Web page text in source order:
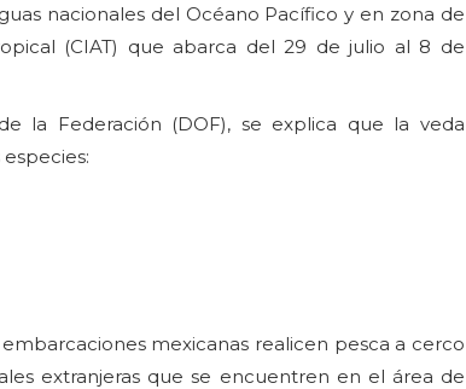
nacionales del Océano Pacífico y en zona de
(CIAT) que abarca del 29 de julio al 8 de
la Federación (DOF), se explica que la veda
mexicanas realicen pesca a cerco
extranjeras que se encuentren en el área de